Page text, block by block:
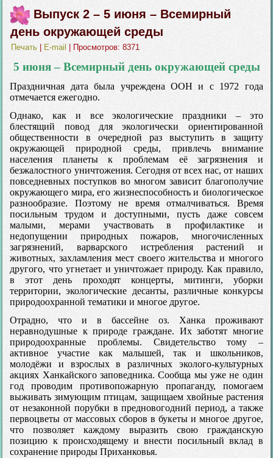
Выпуск 2 – 5 июня – Всемирный
день окружающей среды
Печать E-mail | Просмотров: 8371
5 июня – Всемирный день окружающей среды
Праздничная дата была учреждена ООН и с 1972 года
отмечается ежегодно.
Однако, как и все экологические праздники – это
блестящий повод для экологически ориентированной
общественности в очередной раз выступить в защиту
окружающей природной среды, привлечь внимание
населения планеты к проблемам её загрязнения и
безжалостного уничтожения. Сегодня от всех нас, от наших
повседневных поступков во многом зависит благополучие
окружающего мира, его жизнеспособность и биологическое
разнообразие. Поэтому не время отмалчиваться. Время
посильным трудом и доступными, пусть даже совсем
малыми, мерами участвовать в профилактике и
недопущении природных пожаров, многочисленных
загрязнений, варварского истребления растений и
животных, захламления мест своего жительства и многого
другого, что угнетает и уничтожает природу. Как правило,
в этот день проходят концерты, митинги, уборки
территории, экологические десанты, различные конкурсы
природоохранной тематики и многое другое.
Отрадно, что и в бассейне оз. Ханка проживают
неравнодушные к природе граждане. Их заботят многие
природоохранные проблемы. Свидетельство тому –
активное участие как малышей, так и школьников,
молодёжи и взрослых в различных эколого-культурных
акциях Ханкайского заповедника. Сообща мы уже не один
год проводим противопожарную пропаганду, помогаем
выживать зимующим птицам, защищаем хвойные растения
от незаконной порубки в предновогодний период, а также
первоцветы от массовых сборов в букеты и многое другое,
что позволяет каждому выразить свою гражданскую
позицию к происходящему и внести посильный вклад в
сохранение природы Приханковья.